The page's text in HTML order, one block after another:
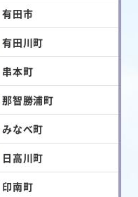
有田市
有田川町
串本町
那智勝浦町
みなべ町
日高川町
印南町